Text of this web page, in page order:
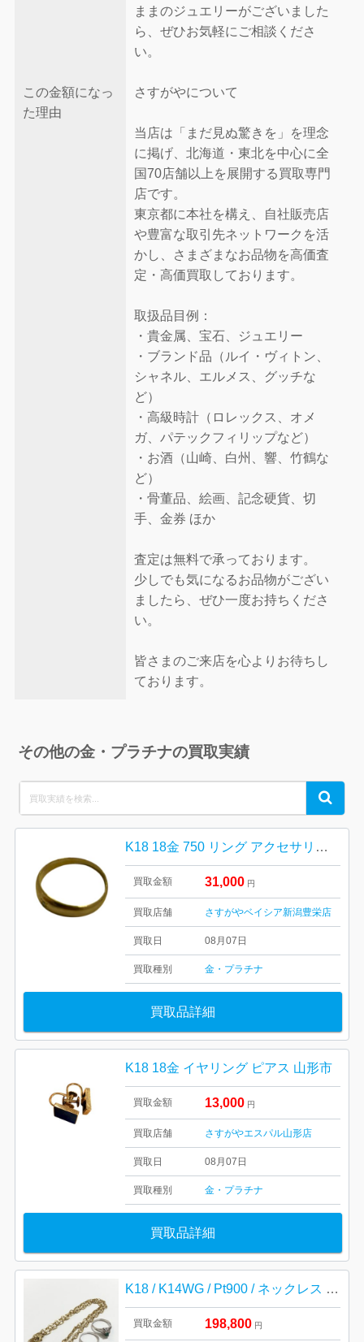
この金額になっ
た理由
ままのジュエリーがございました
ら、ぜひお気軽にご相談くださ
い。
さすがやについて
当店は「まだ見ぬ驚きを」を理念
に掲げ、北海道・東北を中心に全
国70店舗以上を展開する買取専門
店です。
東京都に本社を構え、自社販売店
や豊富な取引先ネットワークを活
かし、さまざまなお品物を高価査
定・高価買取しております。
取扱品目例：
・貴金属、宝石、ジュエリー
・ブランド品（ルイ・ヴィトン、
シャネル、エルメス、グッチな
ど）
・高級時計（ロレックス、オメ
ガ、パテックフィリップなど）
・お酒（山崎、白州、響、竹鶴な
ど）
・骨董品、絵画、記念硬貨、切
手、金券 ほか
査定は無料で承っております。
少しでも気になるお品物がござい
ましたら、ぜひ一度お持ちくださ
い。
皆さまのご来店を心よりお待ちし
ております。
その他の金・プラチナの買取実績
for:
Search
K18 18金 750 リング アクセサリー 貴金属
買取金額 31,000 円
買取店舗 さすがやベイシア新潟豊栄店
買取日 08月07日
買取種別 金・プラチナ
買取品詳細
K18 18金 イヤリング ピアス 山形市
買取金額 13,000 円
買取店舗 さすがやエスパル山形店
買取日 08月07日
買取種別 金・プラチナ
買取品詳細
K18 / K14WG / Pt900 / ネックレス リング
買取金額 198,800 円